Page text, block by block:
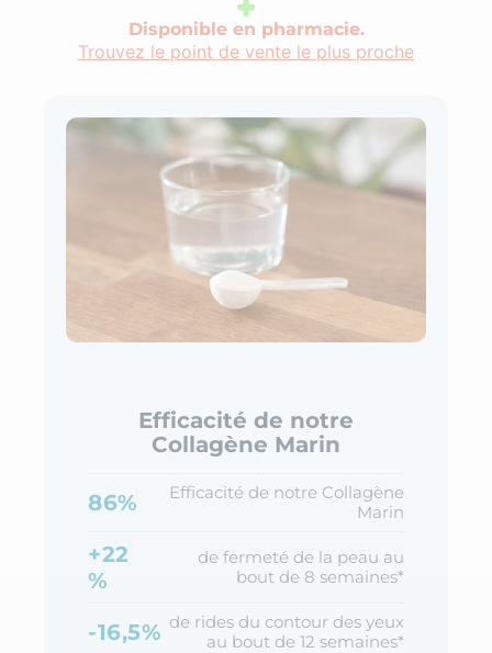
Disponible en pharmacie.
Trouvez le point de vente le plus proche
Efficacité de notre
Collagène Marin
86%
Efficacité de notre Collagène
Marin
+22
%
de fermeté de la peau au
bout de 8 semaines*
-16,5% de rides du contour des yeux
au bout de 12 semaines*